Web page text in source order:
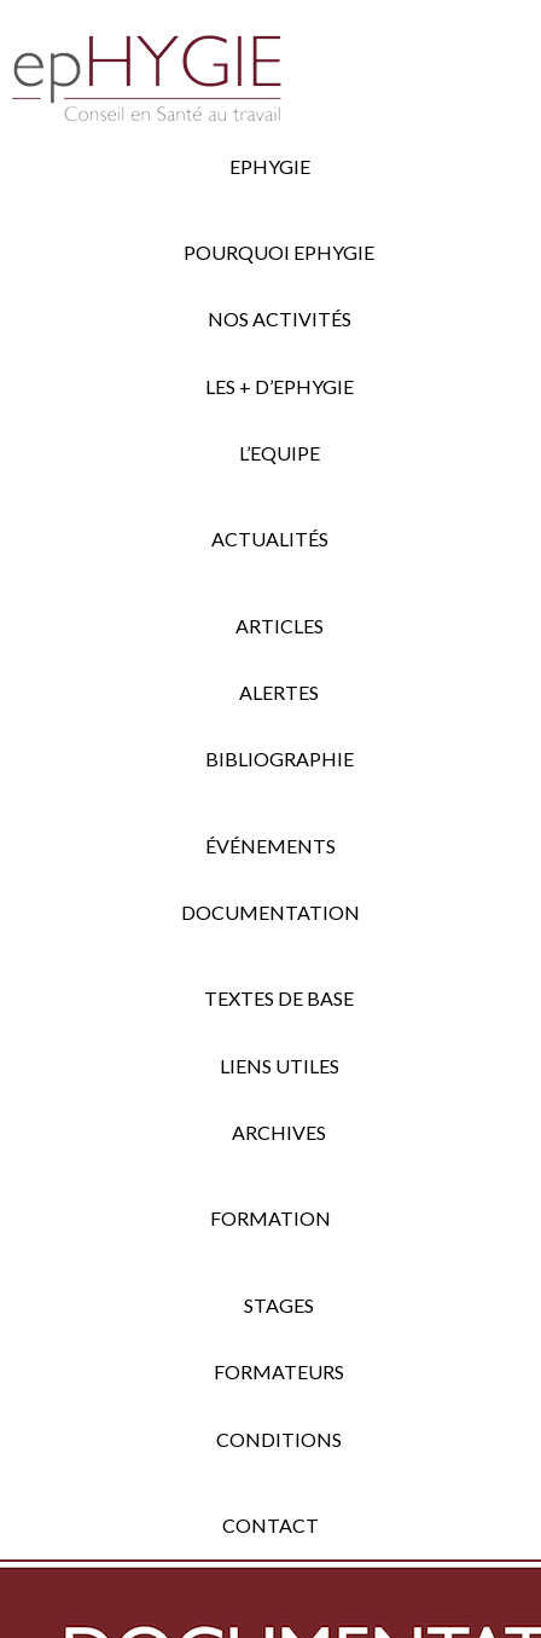
EPHYGIE
POURQUOI EPHYGIE
NOS ACTIVITÉS
LES + D’EPHYGIE
L’EQUIPE
ACTUALITÉS
ARTICLES
ALERTES
BIBLIOGRAPHIE
ÉVÉNEMENTS
DOCUMENTATION
TEXTES DE BASE
LIENS UTILES
ARCHIVES
FORMATION
STAGES
FORMATEURS
CONDITIONS
CONTACT